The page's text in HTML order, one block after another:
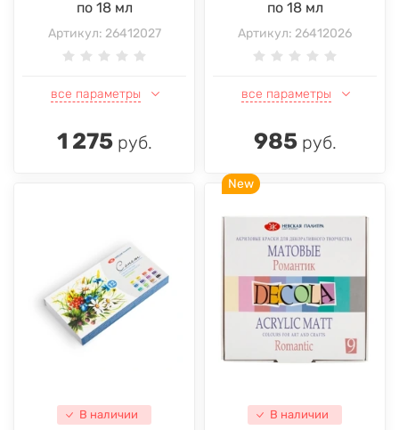
по 18 мл
Артикул: 26412027
все параметры
1 275руб.
по 18 мл
Артикул: 26412026
все параметры
985руб.
В наличии
New
В наличии